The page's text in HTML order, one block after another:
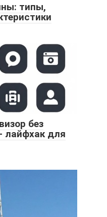
типы,
без
лайфхак для